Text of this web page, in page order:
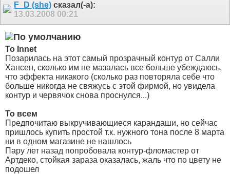
F_D (she) сказал(-а):
13.03.2008 00:21
To Innet
Позарилась на этот самый прозрачный контур от Салли
Хансен, сколько им не мазалась все больше убеждаюсь,
что эффекта никакого (сколько раз повторяла себе что
больше никогда не свяжусь с этой фирмой, но увидела
контур и червячок снова проснулся...)
To всем
Предпочитаю выкручивающиеся карандаши, но сейчас
пришлось купить простой т.к. нужного тона после 8 марта
ни в одном магазине не нашлось
Пару лет назад попробовала контур-фломастер от
Артдеко, стойкая зараза оказалась, жаль что по цвету не
подошел